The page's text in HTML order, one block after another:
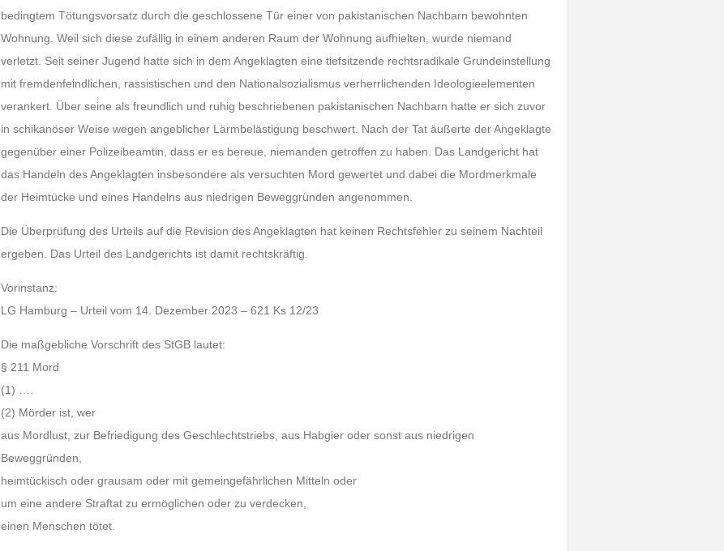
bedingtem Tötungsvorsatz durch die geschlossene Tür einer von pakistanischen Nachbarn bewohnten
Wohnung. Weil sich diese zufällig in einem anderen Raum der Wohnung aufhielten, wurde niemand
verletzt. Seit seiner Jugend hatte sich in dem Angeklagten eine tiefsitzende rechtsradikale Grundeinstellung
mit fremdenfeindlichen, rassistischen und den Nationalsozialismus verherrlichenden Ideologieelementen
verankert. Über seine als freundlich und ruhig beschriebenen pakistanischen Nachbarn hatte er sich zuvor
in schikanöser Weise wegen angeblicher Lärmbelästigung beschwert. Nach der Tat äußerte der Angeklagte
gegenüber einer Polizeibeamtin, dass er es bereue, niemanden getroffen zu haben. Das Landgericht hat
das Handeln des Angeklagten insbesondere als versuchten Mord gewertet und dabei die Mordmerkmale
der Heimtücke und eines Handelns aus niedrigen Beweggründen angenommen.
Die Überprüfung des Urteils auf die Revision des Angeklagten hat keinen Rechtsfehler zu seinem Nachteil
ergeben. Das Urteil des Landgerichts ist damit rechtskräftig.
Vorinstanz:
LG Hamburg – Urteil vom 14. Dezember 2023 – 621 Ks 12/23
Die maßgebliche Vorschrift des StGB lautet:
§ 211 Mord
(1) ….
(2) Mörder ist, wer
aus Mordlust, zur Befriedigung des Geschlechtstriebs, aus Habgier oder sonst aus niedrigen
Beweggründen,
heimtückisch oder grausam oder mit gemeingefährlichen Mitteln oder
um eine andere Straftat zu ermöglichen oder zu verdecken,
einen Menschen tötet.